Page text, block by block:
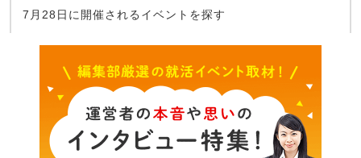
7月28日に開催されるイベントを探す